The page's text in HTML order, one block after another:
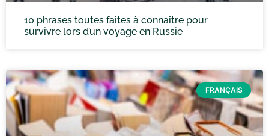
10 phrases toutes faites à connaître pour
survivre lors d’un voyage en Russie
FRANÇAIS